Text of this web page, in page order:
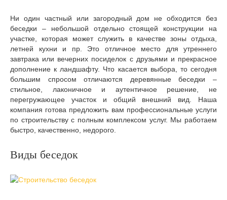
Ни один частный или загородный дом не обходится без
беседки – небольшой отдельно стоящей конструкции на
участке, которая может служить в качестве зоны отдыха,
летней кухни и пр. Это отличное место для утреннего
завтрака или вечерних посиделок с друзьями и прекрасное
дополнение к ландшафту. Что касается выбора, то сегодня
большим спросом отличаются деревянные беседки –
стильное, лаконичное и аутентичное решение, не
перегружающее участок и общий внешний вид. Наша
компания готова предложить вам профессиональные услуги
по строительству с полным комплексом услуг. Мы работаем
быстро, качественно, недорого.
Виды беседок